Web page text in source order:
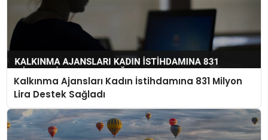
Kalkınma Ajansları Kadın İstihdamına 831 Milyon
Lira Destek Sağladı